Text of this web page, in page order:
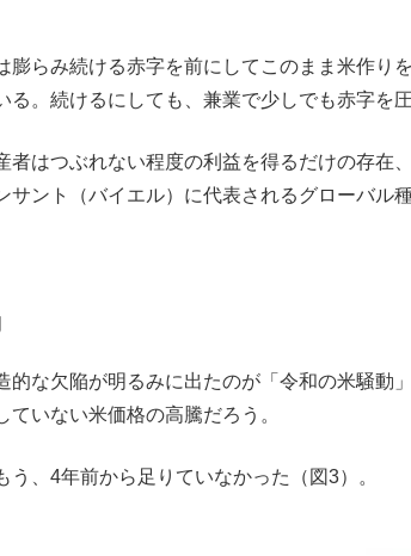
らみ続ける赤字を前にしてこのまま米作り
る。続けるにしても、兼業で少しでも赤字を
はつぶれない程度の利益を得るだけの存在
サント（バイエル）に代表されるグローバル
な欠陥が明るみに出たのが「令和の米騒動
ていない米価格の高騰だろう。
、4年前から足りていなかった（図3）。